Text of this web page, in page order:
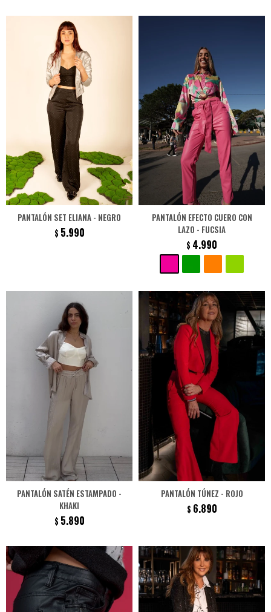
PANTALÓN SET ELIANA - NEGRO
$ 5.990
PANTALÓN EFECTO CUERO CON
LAZO - FUCSIA
$ 4.990
PANTALÓN SATÉN ESTAMPADO -
KHAKI
$ 5.890
PANTALÓN TÚNEZ - ROJO
$ 6.890